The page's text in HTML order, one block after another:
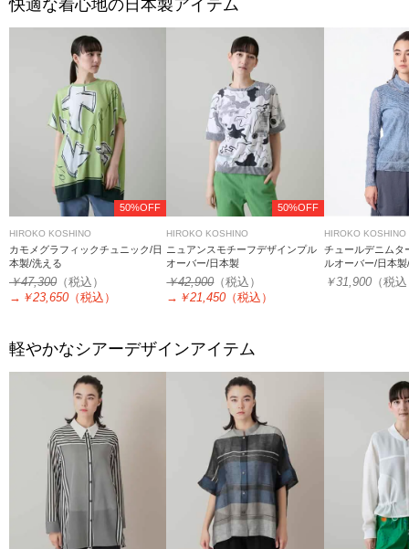
快適な着心地の日本製アイテム
50%OFF
HIROKO KOSHINO
カモメグラフィックチュニック/日
本製/洗える
￥47,300 （税込）
→ ￥23,650 （税込）
50%OFF
HIROKO KOSHINO
ニュアンスモチーフデザインプル
オーバー/日本製
￥42,900（税込）
→ ￥21,450 （税込）
HIROKO KOSHINO
チュールデニムタ
ルオーバー/日本
￥31,900（税
軽やかなシアーデザインアイテム